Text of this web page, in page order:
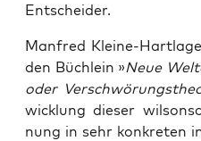
Entscheider.
Man­fred Klei­ne-
den Büch­lein »Neue
oder
wick­lung die­ser
nung in sehr kon­kre­ten